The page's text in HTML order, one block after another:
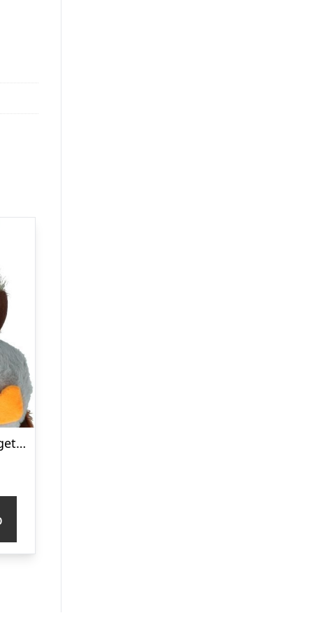
Kong – Hundelegetøj – Bamse – Shakers Honkers Duck – Small